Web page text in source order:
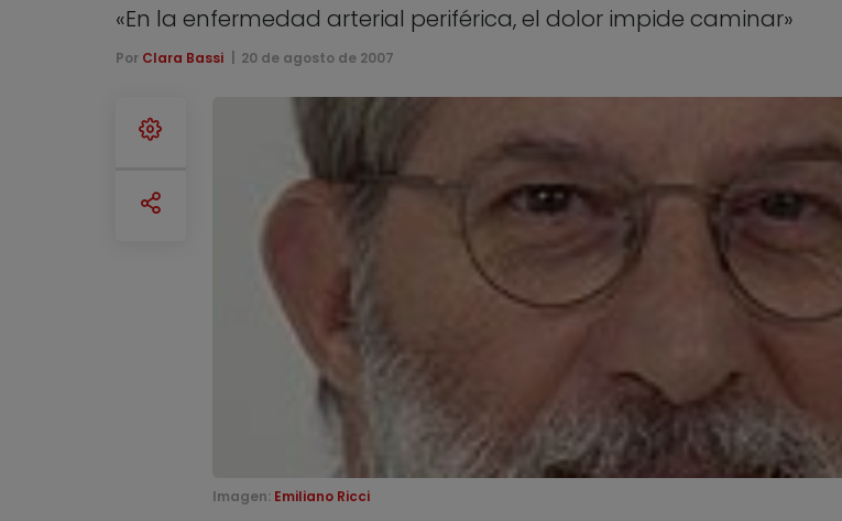
«En la enfermedad arterial periférica, el dolor impide caminar»
Por Clara Bassi 20 de agosto de 2007
Imagen: Emiliano Ricci